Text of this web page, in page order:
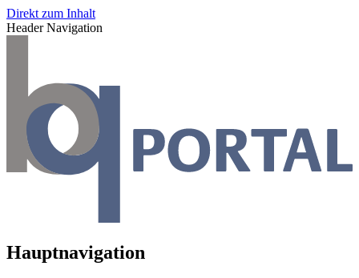
Direkt zum Inhalt
Header Navigation
Hauptnavigation